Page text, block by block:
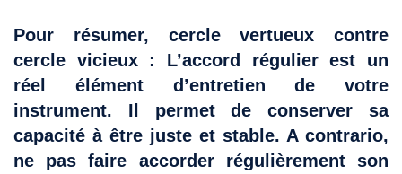
Pour résumer, cercle vertueux contre
cercle vicieux : L’accord régulier est un
réel élément d’entretien de votre
instrument. Il permet de conserver sa
capacité à être juste et stable. A contrario,
ne pas faire accorder régulièrement son